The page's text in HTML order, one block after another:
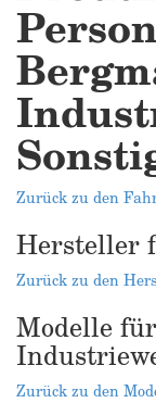
Zurück zu den
Hersteller
Zurück zu den
Modelle
Zurück zu den